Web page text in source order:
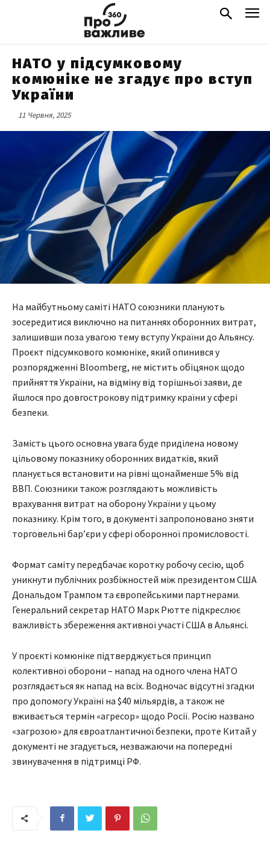
НАТО у підсумковому
комюніке не згадує про вступ
України
11 Червня, 2025
На майбутньому саміті НАТО союзники планують
зосередитися виключно на питаннях оборонних витрат,
залишивши поза увагою тему вступу України до Альянсу.
Проєкт підсумкового комюніке, який опинився у
розпорядженні Bloomberg, не містить обіцянок щодо
прийняття України, на відміну від торішньої заяви, де
йшлося про довгострокову підтримку країни у сфері
безпеки.
Замість цього основна увага буде приділена новому
цільовому показнику оборонних видатків, який
планується встановити на рівні щонайменше 5% від
ВВП. Союзники також розглядають можливість
врахування витрат на оборону України у цьому
показнику. Крім того, в документі запропоновано зняти
торговельні бар’єри у сфері оборонної промисловості.
Формат саміту передбачає коротку робочу сесію, щоб
уникнути публічних розбіжностей між президентом США
Дональдом Трампом та європейськими партнерами.
Генеральний секретар НАТО Марк Рютте підкреслює
важливість збереження активної участі США в Альянсі.
У проєкті комюніке підтверджується принцип
колективної оборони – напад на одного члена НАТО
розглядається як напад на всіх. Водночас відсутні згадки
про допомогу Україні на $40 мільярдів, а також не
вживається термін «агресор» щодо Росії. Росію названо
«загрозою» для євроатлантичної безпеки, проте Китай у
документі не згадується, незважаючи на попередні
звинувачення в підтримці РФ.